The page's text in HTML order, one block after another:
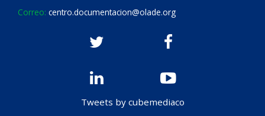
Correo: centro.documentacion@olade.org
Tweets by cubemediaco